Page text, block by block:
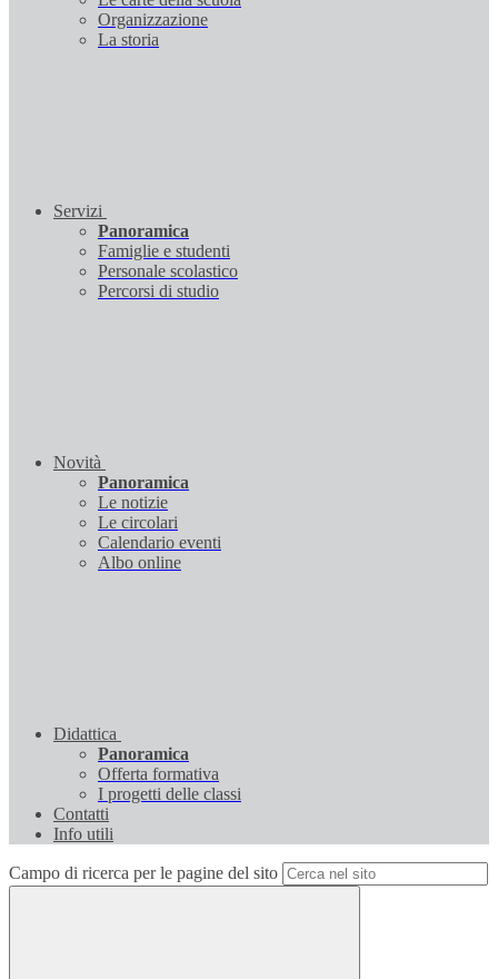
Organizzazione
La storia
Servizi
Panoramica
Famiglie e studenti
Personale scolastico
Percorsi di studio
Novità
Panoramica
Le notizie
Le circolari
Calendario eventi
Albo online
Didattica
Panoramica
Offerta formativa
I progetti delle classi
Contatti
Info utili
Campo di ricerca per le pagine del sito